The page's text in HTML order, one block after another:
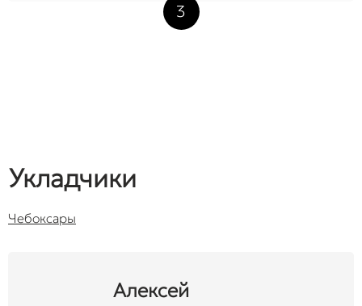
3
Укладчики
Чебоксары
Алексей